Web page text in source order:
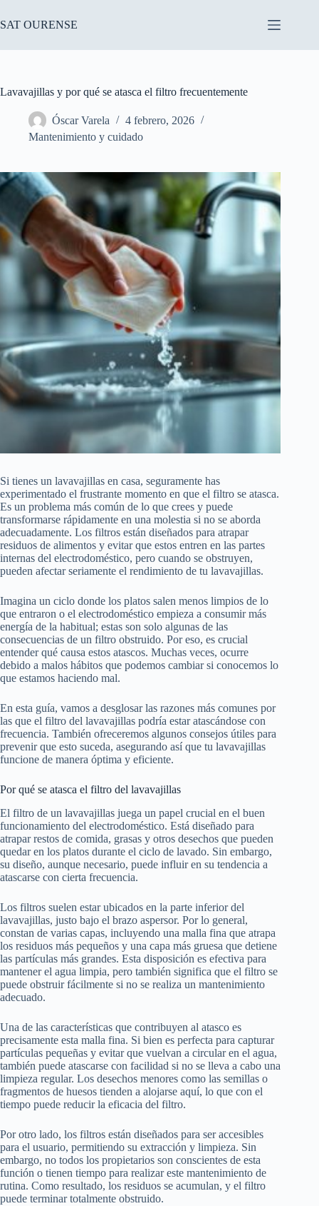
al
contenido
SAT OURENSE
Lavavajillas y por qué se atasca el filtro frecuentemente
Óscar Varela
4 febrero, 2026
Mantenimiento y cuidado
Si tienes un lavavajillas en casa, seguramente has
experimentado el frustrante momento en que el filtro se atasca.
Es un problema más común de lo que crees y puede
transformarse rápidamente en una molestia si no se aborda
adecuadamente. Los filtros están diseñados para atrapar
residuos de alimentos y evitar que estos entren en las partes
internas del electrodoméstico, pero cuando se obstruyen,
pueden afectar seriamente el rendimiento de tu lavavajillas.
Imagina un ciclo donde los platos salen menos limpios de lo
que entraron o el electrodoméstico empieza a consumir más
energía de la habitual; estas son solo algunas de las
consecuencias de un filtro obstruido. Por eso, es crucial
entender qué causa estos atascos. Muchas veces, ocurre
debido a malos hábitos que podemos cambiar si conocemos lo
que estamos haciendo mal.
En esta guía, vamos a desglosar las razones más comunes por
las que el filtro del lavavajillas podría estar atascándose con
frecuencia. También ofreceremos algunos consejos útiles para
prevenir que esto suceda, asegurando así que tu lavavajillas
funcione de manera óptima y eficiente.
Por qué se atasca el filtro del lavavajillas
El filtro de un lavavajillas juega un papel crucial en el buen
funcionamiento del electrodoméstico. Está diseñado para
atrapar restos de comida, grasas y otros desechos que pueden
quedar en los platos durante el ciclo de lavado. Sin embargo,
su diseño, aunque necesario, puede influir en su tendencia a
atascarse con cierta frecuencia.
Los filtros suelen estar ubicados en la parte inferior del
lavavajillas, justo bajo el brazo aspersor. Por lo general,
constan de varias capas, incluyendo una malla fina que atrapa
los residuos más pequeños y una capa más gruesa que detiene
las partículas más grandes. Esta disposición es efectiva para
mantener el agua limpia, pero también significa que el filtro se
puede obstruir fácilmente si no se realiza un mantenimiento
adecuado.
Una de las características que contribuyen al atasco es
precisamente esta malla fina. Si bien es perfecta para capturar
partículas pequeñas y evitar que vuelvan a circular en el agua,
también puede atascarse con facilidad si no se lleva a cabo una
limpieza regular. Los desechos menores como las semillas o
fragmentos de huesos tienden a alojarse aquí, lo que con el
tiempo puede reducir la eficacia del filtro.
Por otro lado, los filtros están diseñados para ser accesibles
para el usuario, permitiendo su extracción y limpieza. Sin
embargo, no todos los propietarios son conscientes de esta
función o tienen tiempo para realizar este mantenimiento de
rutina. Como resultado, los residuos se acumulan, y el filtro
puede terminar totalmente obstruido.